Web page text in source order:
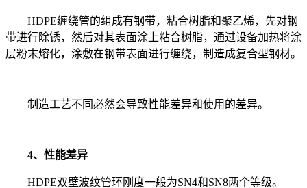
HDPE缠绕管的组成有钢带，粘合树脂和聚乙烯，先对钢
带进行除锈，然后对其表面涂上粘合树脂，通过设备加热将涂
层粉末熔化，涂敷在钢带表面进行缠绕，制造成复合型钢材。
制造工艺不同必然会导致性能差异和使用的差异。
4、性能差异
HDPE双壁波纹管环刚度一般为SN4和SN8两个等级。